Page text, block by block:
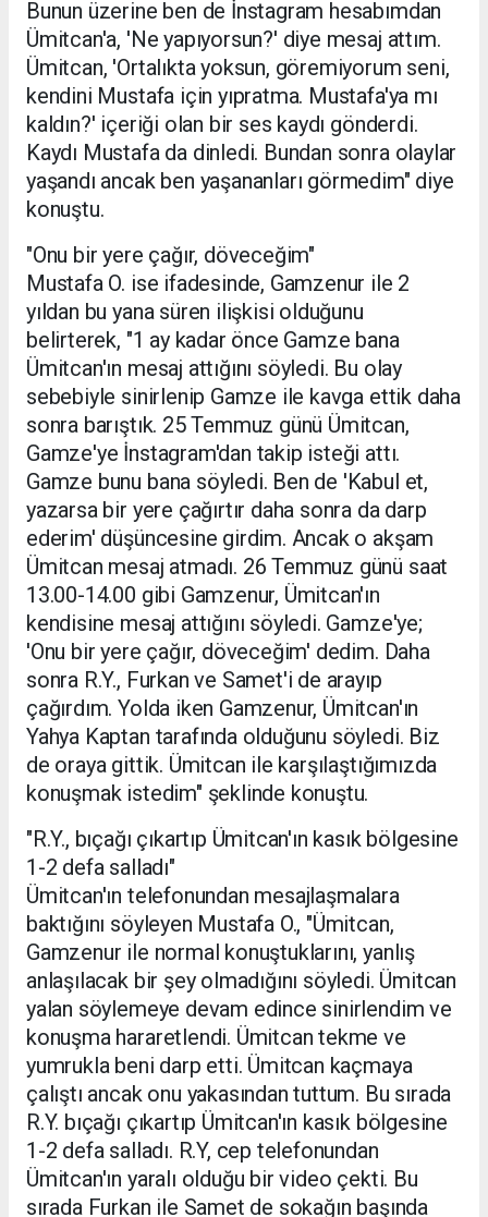
Bunun üzerine ben de İnstagram hesabımdan
Ümitcan'a, 'Ne yapıyorsun?' diye mesaj attım.
Ümitcan, 'Ortalıkta yoksun, göremiyorum seni,
kendini Mustafa için yıpratma. Mustafa'ya mı
kaldın?' içeriği olan bir ses kaydı gönderdi.
Kaydı Mustafa da dinledi. Bundan sonra olaylar
yaşandı ancak ben yaşananları görmedim" diye
konuştu.
"Onu bir yere çağır, döveceğim"
Mustafa O. ise ifadesinde, Gamzenur ile 2
yıldan bu yana süren ilişkisi olduğunu
belirterek, "1 ay kadar önce Gamze bana
Ümitcan'ın mesaj attığını söyledi. Bu olay
sebebiyle sinirlenip Gamze ile kavga ettik daha
sonra barıştık. 25 Temmuz günü Ümitcan,
Gamze'ye İnstagram'dan takip isteği attı.
Gamze bunu bana söyledi. Ben de 'Kabul et,
yazarsa bir yere çağırtır daha sonra da darp
ederim' düşüncesine girdim. Ancak o akşam
Ümitcan mesaj atmadı. 26 Temmuz günü saat
13.00-14.00 gibi Gamzenur, Ümitcan'ın
kendisine mesaj attığını söyledi. Gamze'ye;
'Onu bir yere çağır, döveceğim' dedim. Daha
sonra R.Y., Furkan ve Samet'i de arayıp
çağırdım. Yolda iken Gamzenur, Ümitcan'ın
Yahya Kaptan tarafında olduğunu söyledi. Biz
de oraya gittik. Ümitcan ile karşılaştığımızda
konuşmak istedim" şeklinde konuştu.
"R.Y., bıçağı çıkartıp Ümitcan'ın kasık bölgesine
1-2 defa salladı"
Ümitcan'ın telefonundan mesajlaşmalara
baktığını söyleyen Mustafa O., "Ümitcan,
Gamzenur ile normal konuştuklarını, yanlış
anlaşılacak bir şey olmadığını söyledi. Ümitcan
yalan söylemeye devam edince sinirlendim ve
konuşma hararetlendi. Ümitcan tekme ve
yumrukla beni darp etti. Ümitcan kaçmaya
çalıştı ancak onu yakasından tuttum. Bu sırada
R.Y. bıçağı çıkartıp Ümitcan'ın kasık bölgesine
1-2 defa salladı. R.Y, cep telefonundan
Ümitcan'ın yaralı olduğu bir video çekti. Bu
sırada Furkan ile Samet de sokağın başında